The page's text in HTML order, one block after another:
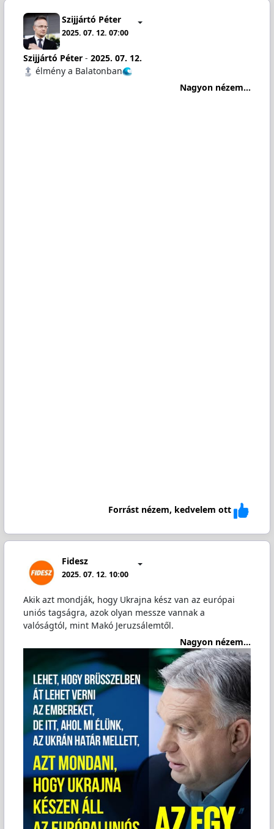
Szijjártó Péter
2025. 07. 12. 07:00
Szijjártó Péter- 2025. 07. 12.
élmény a Balatonban
Nagyon nézem...
Forrást nézem, kedvelem ott
Fidesz
2025. 07. 12. 10:00
Akik azt mondják, hogy Ukrajna kész van az európai
uniós tagságra, azok olyan messze vannak a
valóságtól, mint Makó Jeruzsálemtől.
Nagyon nézem...